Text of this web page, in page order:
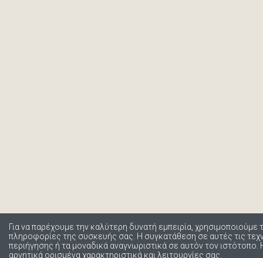
Για να παρέχουμε την καλύτερη δυνατή εμπειρία,
πληροφορίες της συσκευής σας. Η συγκατάθεση σε αυτές τις
περιήγησης ή τα μοναδικά αναγνωριστικά σε αυτόν τον
αρνητικά ορισμένα χαρακτηριστικά και λειτουργίες σας.